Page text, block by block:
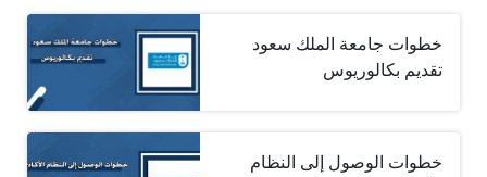
خطوات جامعة الملك سعود
تقديم بكالوريوس
خطوات الوصول إلى النظام